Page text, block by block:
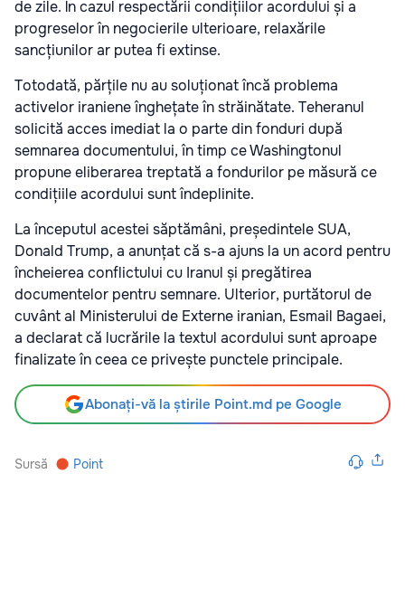
de zile. În cazul respectării condițiilor acordului și a
progreselor în negocierile ulterioare, relaxările
sancțiunilor ar putea fi extinse.
Totodată, părțile nu au soluționat încă problema
activelor iraniene înghețate în străinătate. Teheranul
solicită acces imediat la o parte din fonduri după
semnarea documentului, în timp ce Washingtonul
propune eliberarea treptată a fondurilor pe măsură ce
condițiile acordului sunt îndeplinite.
La începutul acestei săptămâni, președintele SUA,
Donald Trump, a anunțat că s-a ajuns la un acord pentru
încheierea conflictului cu Iranul și pregătirea
documentelor pentru semnare. Ulterior, purtătorul de
cuvânt al Ministerului de Externe iranian, Esmail Bagaei,
a declarat că lucrările la textul acordului sunt aproape
finalizate în ceea ce privește punctele principale.
Abonați-vă la știrile Point.md pe Google
Sursă Point